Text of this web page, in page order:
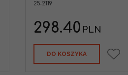
25-2119
298.40 PLN
DO KOSZYKA